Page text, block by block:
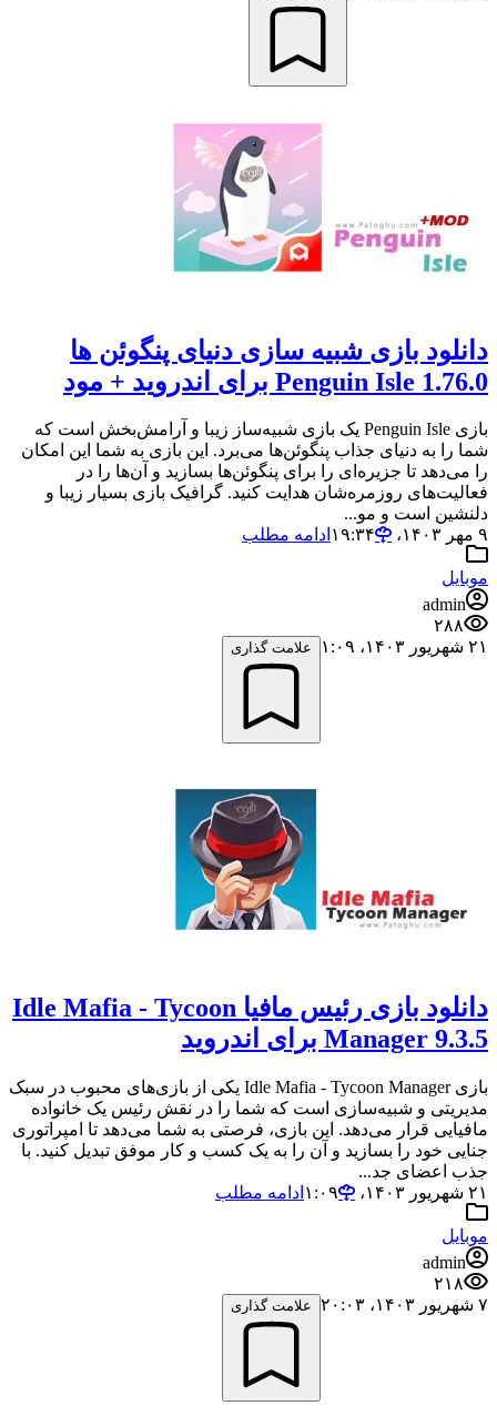
دانلود بازی شبیه سازی دنیای پنگوئن ها
Penguin Isle 1.76.0 برای اندروید + مود
بازی Penguin Isle یک بازی شبیه‌ساز زیبا و آرامش‌بخش است که
شما را به دنیای جذاب پنگوئن‌ها می‌برد. این بازی به شما این امکان
را می‌دهد تا جزیره‌ای را برای پنگوئن‌ها بسازید و آن‌ها را در
فعالیت‌های روزمره‌شان هدایت کنید. گرافیک بازی بسیار زیبا و
دلنشین است و مو...
۹ مهر ۱۴۰۳،‏ ۱۹:۳۴
ادامه مطلب
موبایل
admin
۲۸۸
۲۱ شهریور ۱۴۰۳،‏ ۱:۰۹
علامت گذاری
دانلود بازی رئیس مافیا Idle Mafia - Tycoon
Manager 9.3.5 برای اندروید
بازی Idle Mafia - Tycoon Manager یکی از بازی‌های محبوب در سبک
مدیریتی و شبیه‌سازی است که شما را در نقش رئیس یک خانواده
مافیایی قرار می‌دهد. این بازی، فرصتی به شما می‌دهد تا امپراتوری
جنایی خود را بسازید و آن را به یک کسب و کار موفق تبدیل کنید. با
جذب اعضای جد...
۲۱ شهریور ۱۴۰۳،‏ ۱:۰۹
ادامه مطلب
موبایل
admin
۲۱۸
۷ شهریور ۱۴۰۳،‏ ۲۰:۰۳
علامت گذاری